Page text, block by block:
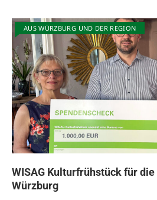
AUS WÜRZBURG UND DER REGION
WISAG Kulturfrühstück für die
Würzburg